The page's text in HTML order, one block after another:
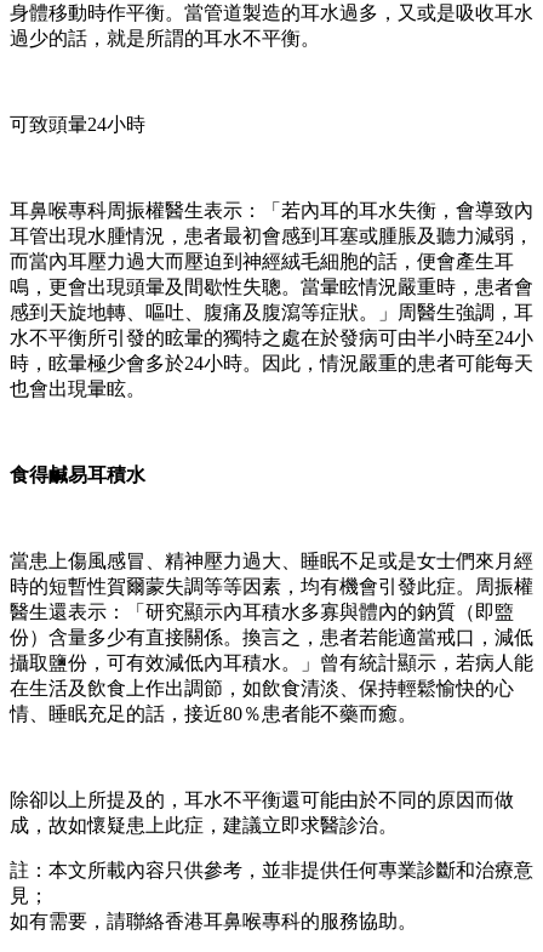
身體移動時作平衡。當管道製造的耳水過多，又或是吸收耳水
過少的話，就是所謂的耳水不平衡。
可致頭暈24小時
耳鼻喉專科周振權醫生表示：「若內耳的耳水失衡，會導致內
耳管出現水腫情況，患者最初會感到耳塞或腫脹及聽力減弱，
而當內耳壓力過大而壓迫到神經絨毛細胞的話，便會產生耳
鳴，更會出現頭暈及間歇性失聰。當暈眩情況嚴重時，患者會
感到天旋地轉、嘔吐、腹痛及腹瀉等症狀。」周醫生強調，耳
水不平衡所引發的眩暈的獨特之處在於發病可由半小時至24小
時，眩暈極少會多於24小時。因此，情況嚴重的患者可能每天
也會出現暈眩。
食得鹹易耳積水
當患上傷風感冒、精神壓力過大、睡眠不足或是女士們來月經
時的短暫性賀爾蒙失調等等因素，均有機會引發此症。周振權
醫生還表示：「研究顯示內耳積水多寡與體內的鈉質（即盬
份）含量多少有直接關係。換言之，患者若能適當戒口，減低
攝取鹽份，可有效減低內耳積水。」曾有統計顯示，若病人能
在生活及飲食上作出調節，如飲食清淡、保持輕鬆愉快的心
情、睡眠充足的話，接近80％患者能不藥而癒。
除卻以上所提及的，耳水不平衡還可能由於不同的原因而做
成，故如懷疑患上此症，建議立即求醫診治。
註：本文所載內容只供參考，並非提供任何專業診斷和治療意
見；
如有需要，請聯絡香港耳鼻喉專科的服務協助。